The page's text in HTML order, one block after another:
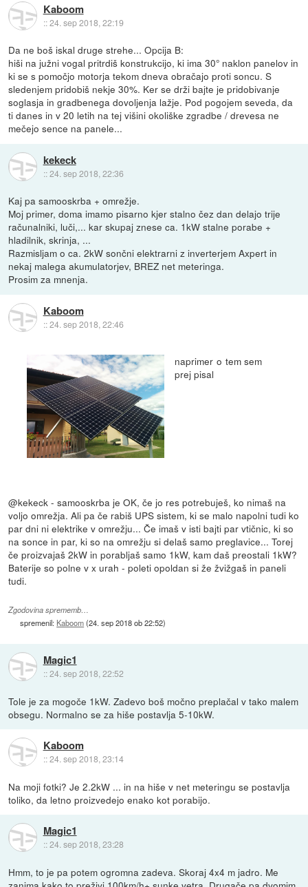
Kaboom
::24. sep 2018, 22:19
Da ne boš iskal druge strehe... Opcija B:
hiši na južni vogal pritrdiš konstrukcijo, ki ima 30° naklon panelov in
ki se s pomočjo motorja tekom dneva obračajo proti soncu. S
sledenjem pridobiš nekje 30%. Ker se drži bajte je pridobivanje
soglasja in gradbenega dovoljenja lažje. Pod pogojem seveda, da
ti danes in v 20 letih na tej višini okoliške zgradbe / drevesa ne
mečejo sence na panele...
kekeck
::24. sep 2018, 22:36
Kaj pa samooskrba + omrežje.
Moj primer, doma imamo pisarno kjer stalno čez dan delajo trije
računalniki, luči,... kar skupaj znese ca. 1kW stalne porabe +
hladilnik, skrinja, ...
Razmisljam o ca. 2kW sončni elektrarni z inverterjem Axpert in
nekaj malega akumulatorjev, BREZ net meteringa.
Prosim za mnenja.
Kaboom
::24. sep 2018, 22:46
naprimer o tem sem
prej pisal
@kekeck - samooskrba je OK, če jo res potrebuješ, ko nimaš na
voljo omrežja. Ali pa če rabiš UPS sistem, ki se malo napolni tudi ko
par dni ni elektrike v omrežju... Če imaš v isti bajti par vtičnic, ki so
na sonce in par, ki so na omrežju si delaš samo preglavice... Torej
če proizvajaš 2kW in porabljaš samo 1kW, kam daš preostali 1kW?
Baterije so polne v x urah - poleti opoldan si že žvižgaš in paneli
tudi.
Zgodovina sprememb…
spremenil: Kaboom(24. sep 2018 ob 22:52)
Magic1
::24. sep 2018, 22:52
Tole je za mogoče 1kW. Zadevo boš močno preplačal v tako malem
obsegu. Normalno se za hiše postavlja 5-10kW.
Kaboom
::24. sep 2018, 23:14
Na moji fotki? Je 2.2kW ... in na hiše v net meteringu se postavlja
toliko, da letno proizvedejo enako kot porabijo.
Magic1
::24. sep 2018, 23:28
Hmm, to je pa potem ogromna zadeva. Skoraj 4x4 m jadro. Me